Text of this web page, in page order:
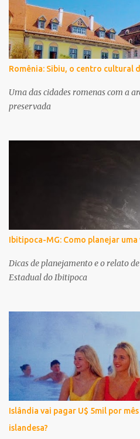
Romênia: Sibiu, o centro cultural
Uma das cidades romenas com a
preservada
Ibitipoca-MG: Como planejar uma
Dicas de planejamento e o relato
Estadual do Ibitipoca
Islândia vai pagar U$ 5mil por
islandesa?